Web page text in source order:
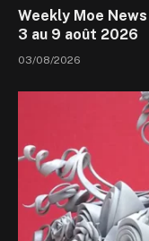
Weekly Moe
3 au 9 août 2026
03/08/2026